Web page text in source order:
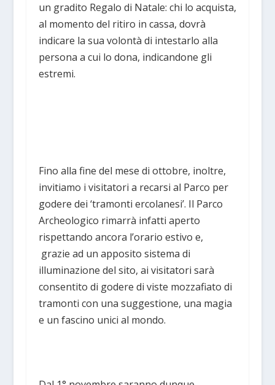
un gradito Regalo di Natale: chi lo acquista,
al momento del ritiro in cassa, dovrà
indicare la sua volontà di intestarlo alla
persona a cui lo dona, indicandone gli
estremi.
Fino alla fine del mese di ottobre, inoltre,
invitiamo i visitatori a recarsi al Parco per
godere dei ‘tramonti ercolanesi’. Il Parco
Archeologico rimarrà infatti aperto
rispettando ancora l’orario estivo e,
grazie ad un apposito sistema di
illuminazione del sito, ai visitatori sarà
consentito di godere di viste mozzafiato di
tramonti con una suggestione, una magia
e un fascino unici al mondo.